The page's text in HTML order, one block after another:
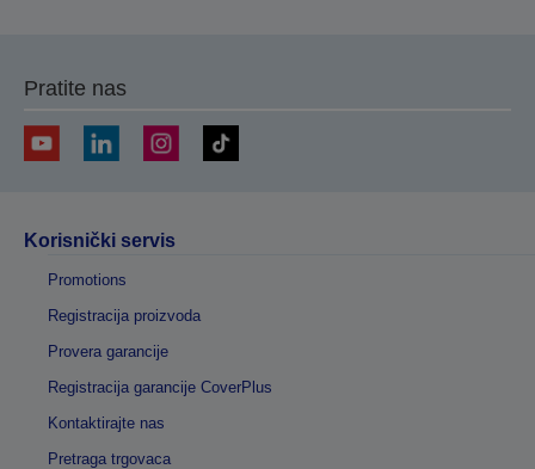
Pratite nas
Korisnički servis
Promotions
Registracija proizvoda
Provera garancije
Registracija garancije CoverPlus
Kontaktirajte nas
Pretraga trgovaca